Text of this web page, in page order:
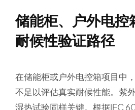
储能柜、户外电控
耐候性验证路径
在储能柜或户外电控箱项目中
不足以评估真实耐候性能。紫
湿热试验同样关键。根据IEC